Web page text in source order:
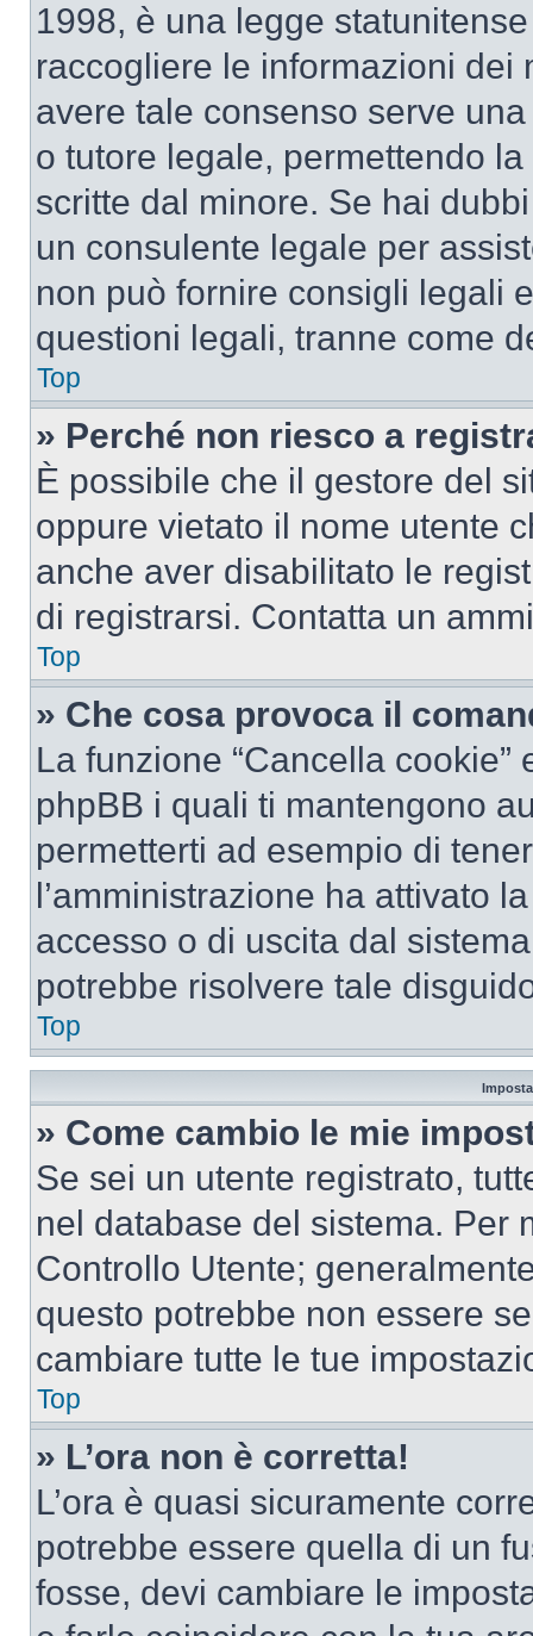
1998, è una legge
raccogliere le informazioni dei
avere tale consenso serve
o tutore legale, permettendo
scritte dal minore. Se hai
un consulente legale per
non può fornire consigli legali
questioni legali, tranne come
Top
» Perché non riesco a
È possibile che il gestore del
oppure vietato il nome utente
anche aver disabilitato le
di registrarsi. Contatta un
Top
» Che cosa provoca il
La funzione “Cancella
phpBB i quali ti mantengono
permetterti ad esempio di
l’amministrazione ha attivato
accesso o di uscita dal
potrebbe risolvere tale
Top
» Come cambio le mie
Se sei un utente registrato,
nel database del sistema. Per
Controllo Utente;
questo potrebbe non essere
cambiare tutte le tue
Top
» L’ora non è corretta!
L’ora è quasi sicuramente
potrebbe essere quella di un
fosse, devi cambiare le